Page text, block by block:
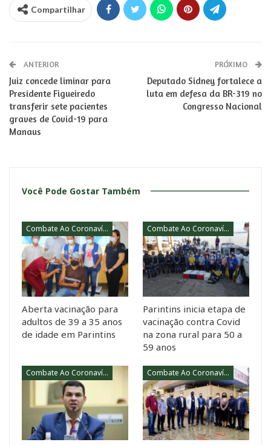
Compartilhar
ANTERIOR
Juiz concede liminar para
Presidente Figueiredo
transferir sete pacientes
graves de Covid-19 para
Manaus
PRÓXIMO
Deputado Sidney fortalece a
luta em defesa da BR-319 no
Congresso Nacional
Você Pode Gostar Também
Combate Ao Coronavírus
Aberta vacinação para
adultos de 39 a 35 anos
de idade em Parintins
Combate Ao Coronavírus
Parintins inicia etapa de
vacinação contra Covid
na zona rural para 50 a
59 anos
Combate Ao Coronavírus Combate Ao Coronavírus